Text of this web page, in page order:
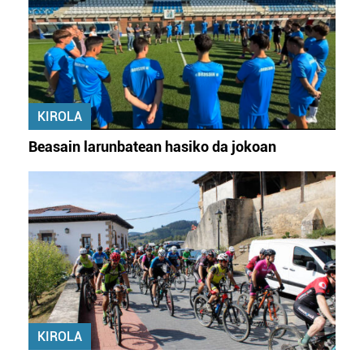
KIROLA
Beasain larunbatean hasiko da jokoan
KIROLA